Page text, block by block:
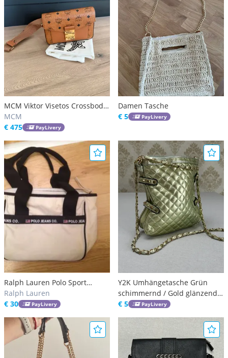
MCM Viktor Visetos Crossbody
Tasche
MCM
€ 475
PayLivery
Damen Tasche
€ 5
PayLivery
Ralph Lauren Polo Sport
Tasche
Ralph Lauren
€ 30
PayLivery
Y2K Umhängetasche Grün
schimmernd / Gold glänzende
Ketten Vintage 25x23 cm
€ 5 PayLivery